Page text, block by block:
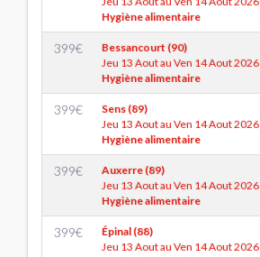
Hygiène alimentaire
399€
Bessancourt (90)
Jeu 13 Aout au Ven 14 Aout 2026
Hygiène alimentaire
399€
Sens (89)
Jeu 13 Aout au Ven 14 Aout 2026
Hygiène alimentaire
399€
Auxerre (89)
Jeu 13 Aout au Ven 14 Aout 2026
Hygiène alimentaire
399€
Épinal (88)
Jeu 13 Aout au Ven 14 Aout 2026